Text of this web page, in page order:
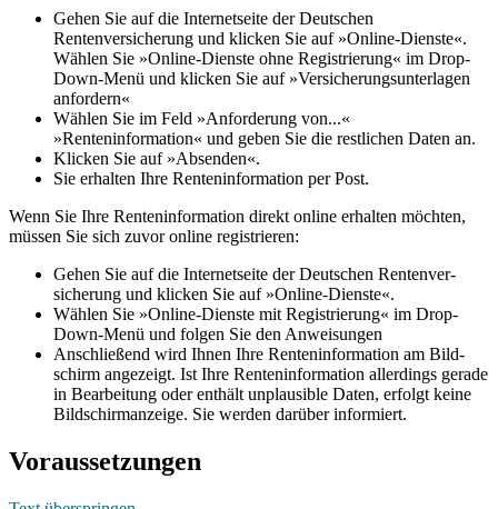
Gehen Sie auf die Internetseite der Deutschen
Rentenversicherung und klicken Sie auf »Online-Dienste«.
Wählen Sie »Online-Dienste ohne Registrierung« im Drop-
Down-Menü und klicken Sie auf »Versicherungsunterlagen
anfordern«
Wählen Sie im Feld »Anforderung von...«
»Renteninformation« und geben Sie die restlichen Daten an.
Klicken Sie auf »Absenden«.
Sie erhalten Ihre Renteninformation per Post.
Wenn Sie Ihre Renteninformation direkt online erhalten möchten,
müssen Sie sich zuvor online registrieren:
Gehen Sie auf die Internetseite der Deutschen Rentenver-
sicherung und klicken Sie auf »Online-Dienste«.
Wählen Sie »Online-Dienste mit Registrierung« im Drop-
Down-Menü und folgen Sie den Anweisungen
Anschließend wird Ihnen Ihre Renteninformation am Bild-
schirm angezeigt. Ist Ihre Renteninformation allerdings gerade
in Bearbeitung oder enthält unplausible Daten, erfolgt keine
Bildschirmanzeige. Sie werden darüber informiert.
Voraussetzungen